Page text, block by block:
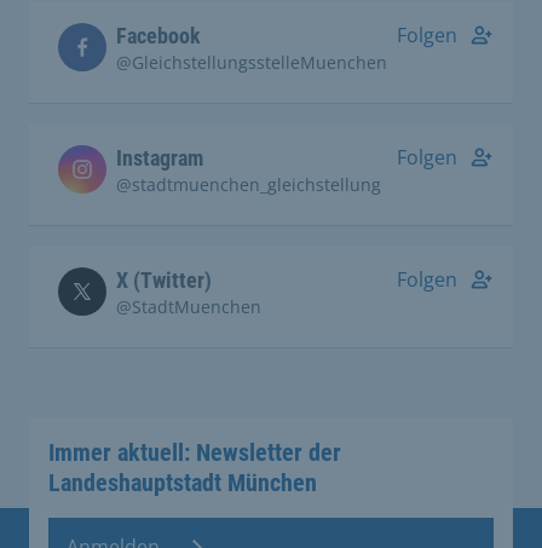
Facebook
@GleichstellungsstelleMuenchen
Folgen
Instagram
@stadtmuenchen_gleichstellung
Folgen
X (Twitter)
@StadtMuenchen
Folgen
Immer aktuell: Newsletter der
Landeshauptstadt München